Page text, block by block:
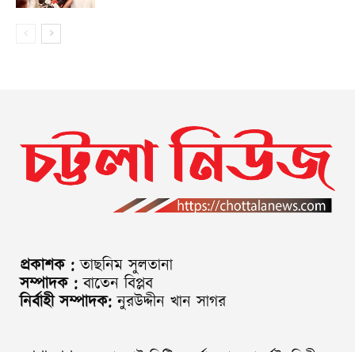
প্রকাশক : তাছনিম সুলতানা
সম্পাদক : বাতেন বিপ্লব
নির্বাহী সম্পাদক: নুরউদ্দীন খান সাগর